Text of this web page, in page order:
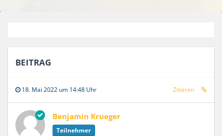
BEITRAG
18. Mai 2022 um 14:48 Uhr Zitieren
Benjamin Krueger
Teilnehmer